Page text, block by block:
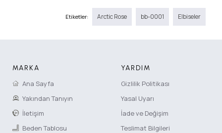
Etiketler: Arctic Rose bb-0001 Elbiseler
MARKA
Ana Sayfa
Yakından Tanıyın
İletişim
Beden Tablosu
YARDIM
Gizlilik Politikası
Yasal Uyarı
İade ve Değişim
Teslimat Bilgileri